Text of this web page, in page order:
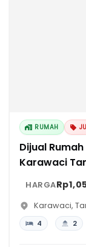
RUMAH
Dijual
Karawaci
HARGA
Karawaci,
4 2